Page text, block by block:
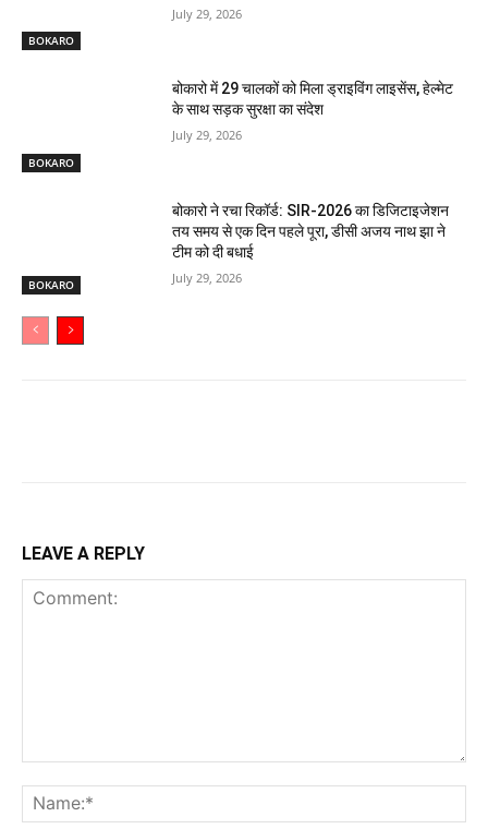
BOKARO
July 29, 2026
BOKARO
बोकारो में 29 चालकों को मिला ड्राइविंग लाइसेंस, हेल्मेट
के साथ सड़क सुरक्षा का संदेश
July 29, 2026
BOKARO
बोकारो ने रचा रिकॉर्ड: SIR-2026 का डिजिटाइजेशन
तय समय से एक दिन पहले पूरा, डीसी अजय नाथ झा ने
टीम को दी बधाई
July 29, 2026
LEAVE A REPLY